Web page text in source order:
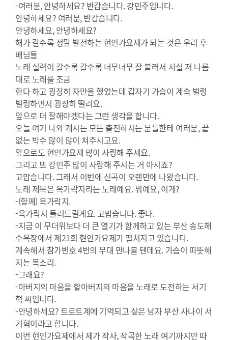
-여러분, 안녕하세요? 반갑습니다. 강민주입니다.
안녕하세요? 여러분, 반갑습니다.
안녕하세요, 안녕하세요?
해가 갈수록 정말 발전하는 현인가요제가 되는 것은 우리 후
배님들
노래 실력이 갈수록 갈수록 너무너무 잘 불러서 사실 저 나름
대로 노래를 조금
한다 하고 굉장히 자만을 했었는데 갑자기 가슴이 계속 벌렁
벌렁하면서 굉장히 떨려요.
앞으로 더 잘해야겠다는 그런 생각을 합니다.
오늘 여기 나와 계시는 모든 출전하시는 분들한테 여러분, 끝
없는 박수 많이 많이 쳐주시고요.
앞으로도 현인가요제 많이 사랑해 주세요.
그리고 또 강민주 많이 사랑해 주시는 거 아시죠?
고맙습니다. 그래서 이번에 신곡이 오랜만에 나왔습니다.
노래 제목은 옥가락지라는 노래예요. 뭐예요, 이게?
-(함께) 옥가락지.
-옥가락지 들려드릴게요. 고맙습니다. 좋다.
-지금 이 무더위보다 더 큰 열기가 함께하고 있는 부산 송도해
수욕장에서 제21회 현인가요제가 펼쳐지고 있습니다.
계속해서 참가번호 4번의 무대 만나볼 텐데요. 가슴이 따뜻해
지는 목소리.
-그래요?
-아버지의 마음을 할아버지의 마음을 노래로 도전하는 서기
혁 씨입니다.
-안녕하세요? 트로트계에 기억되고 싶은 남자 부산 사나이 서
기혁이라고 합니다.
이번 현인가요제에서 제가 작사, 작곡한 노래 여기까지만 따